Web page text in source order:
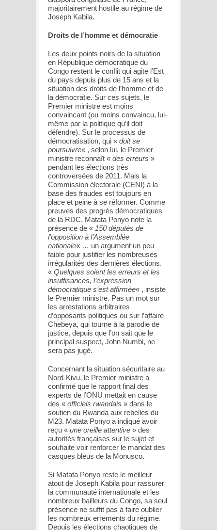
majoritairement hostile au régime de
Joseph Kabila.
Droits de l’homme et démocratie
Les deux points noirs de la situation
en République démocratique du
Congo restent le conflit qui agite l’Est
du pays depuis plus de 15 ans et la
situation des droits de l’homme et de
la démocratie. Sur ces sujets, le
Premier ministre est moins
convaincant (ou moins convaincu, lui-
même par la politique qu’il doit
défendre). Sur le processus de
démocratisation, qui « doit se
poursuivre« , selon lui, le Premier
ministre reconnaît « des erreurs »
pendant les élections très
controversées de 2011. Mais la
Commission électorale (CENI) à la
base des fraudes est toujours en
place et peine à se réformer. Comme
preuves des progrès démocratiques
de la RDC, Matata Ponyo note la
présence de « 150 députés de
l’opposition à l’Assemblée
nationale« … un argument un peu
faible pour justifier les nombreuses
irrégularités des dernières élections.
« Quelques soient les erreurs et les
insuffisances, l’expression
démocratique s’est affirmée« , insiste
le Premier ministre. Pas un mot sur
les arrestations arbitraires
d’opposants politiques ou sur l’affaire
Chebeya, qui tourne à la parodie de
justice, depuis que l’on sait que le
principal suspect, John Numbi, ne
sera pas jugé.
Concernant la situation sécuritaire au
Nord-Kivu, le Premier ministre a
confirmé que le rapport final des
experts de l’ONU mettait en cause
des « officiels rwandais » dans le
soutien du Rwanda aux rebelles du
M23. Matata Ponyo a indiqué avoir
reçu « une oreille attentive » des
autorités françaises sur le sujet et
souhaite voir renforcer le mandat des
casques bleus de la Monusco.
Si Matata Ponyo reste le meilleur
atout de Joseph Kabila pour rassurer
la communauté internationale et les
nombreux bailleurs du Congo, sa seul
présence ne suffit pas à faire oublier
les nombreux errements du régime.
Depuis les élections chaotiques de